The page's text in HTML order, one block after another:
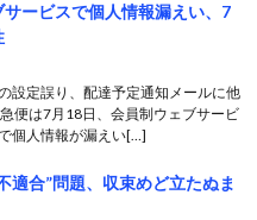
ービスで個人情報漏えい、7
設定誤り、配達予定通知メールに他
便は7月18日、会員制ウェブサービ
個人情報が漏えい[…]
適合”問題、収束めど立たぬま